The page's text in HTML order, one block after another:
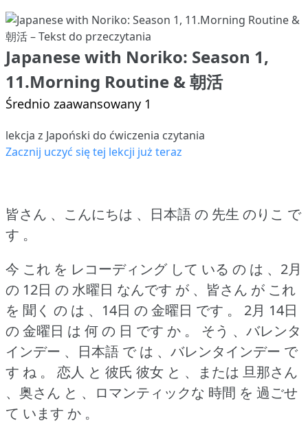
Japanese with Noriko: Season 1,
11.Morning Routine & 朝活
Średnio zaawansowany 1
lekcja z Japoński do ćwiczenia czytania
Zacznij uczyć się tej lekcji już teraz
皆さん 、こんにちは 、日本語 の 先生 のりこ で
す 。
今 これ を レコーディング して いる の は 、2月
の 12日 の 水曜日 なんです が 、皆さん が これ
を 聞く の は 、14日 の 金曜日 です 。
2月 14日
の 金曜日 は 何 の 日 です か 。
そう 、バレンタ
インデー 、日本語 で は 、バレンタインデー で
す ね 。
恋人 と 彼氏 彼女 と 、または 旦那さん
、奥さん と 、ロマンティックな 時間 を 過ごせ
て います か 。